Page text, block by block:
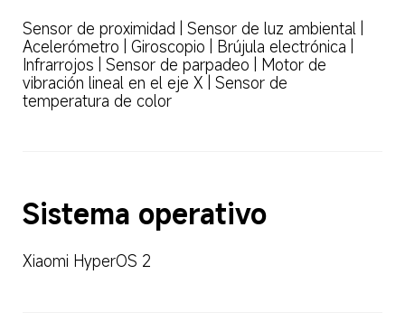
Sensor de proximidad | Sensor de luz ambiental |
Acelerómetro | Giroscopio | Brújula electrónica |
Infrarrojos | Sensor de parpadeo | Motor de
vibración lineal en el eje X | Sensor de
temperatura de color
Sistema operativo
Xiaomi HyperOS 2